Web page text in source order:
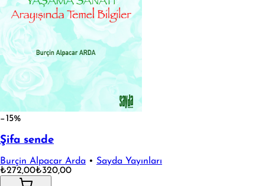
−15%
Şifa sende
Burçin Alpacar Arda • Sayda Yayınları
₺272,00₺320,00